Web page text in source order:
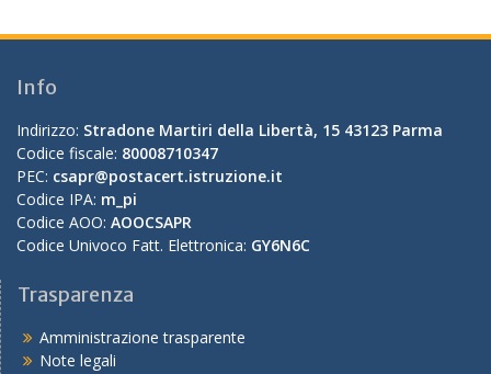
Info
Indirizzo: Stradone Martiri della Libertà, 15 43123 Parma
Codice fiscale: 80008710347
PEC: csapr@postacert.istruzione.it
Codice IPA: m_pi
Codice AOO: AOOCSAPR
Codice Univoco Fatt. Elettronica: GY6N6C
Trasparenza
Amministrazione trasparente
Note legali